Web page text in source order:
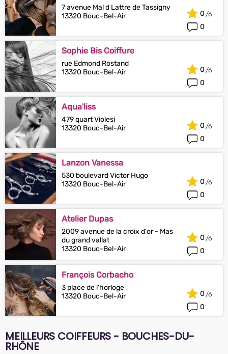
7 avenue Mal d Lattre de Tassigny
13320 Bouc-Bel-Air
0
0
Sophie Bis Coiffure
rue Edmond Rostand
13320 Bouc-Bel-Air
0
0
Aqua'liss
479 quart Violesi
13320 Bouc-Bel-Air
0
0
Lanzon Vanessa
530 boulevard Victor Hugo
13320 Bouc-Bel-Air
0
0
Atelier Dupas
2009 avenue de la croix d'or - Mas
du grand vallat
13320 Bouc-Bel-Air
0
0
François Corbacho
3 place de l'horloge
13320 Bouc-Bel-Air
0
0
MEILLEURS COIFFEURS - BOUCHES-DU-
RHÔNE